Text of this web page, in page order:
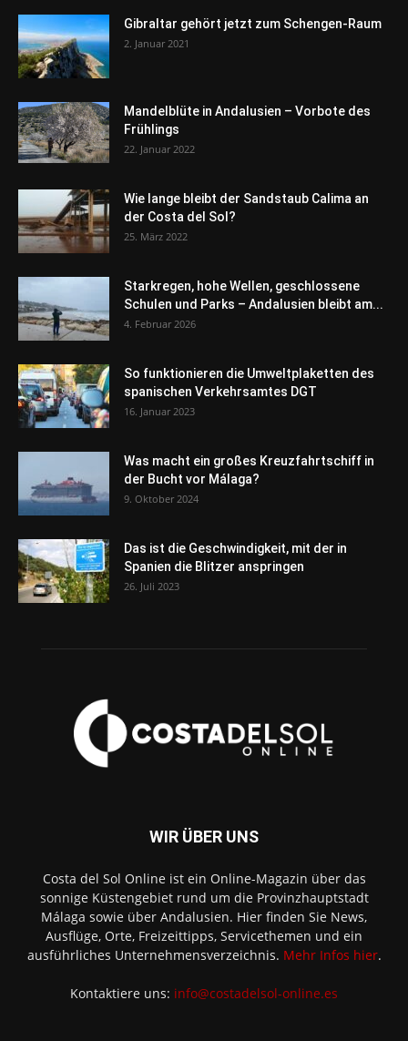
Gibraltar gehört jetzt zum Schengen-Raum
2. Januar 2021
Mandelblüte in Andalusien – Vorbote des
Frühlings
22. Januar 2022
Wie lange bleibt der Sandstaub Calima an
der Costa del Sol?
25. März 2022
Starkregen, hohe Wellen, geschlossene
Schulen und Parks – Andalusien bleibt am...
4. Februar 2026
So funktionieren die Umweltplaketten des
spanischen Verkehrsamtes DGT
16. Januar 2023
Was macht ein großes Kreuzfahrtschiff in
der Bucht vor Málaga?
9. Oktober 2024
Das ist die Geschwindigkeit, mit der in
Spanien die Blitzer anspringen
26. Juli 2023
WIR ÜBER UNS
Costa del Sol Online ist ein Online-Magazin über das
sonnige Küstengebiet rund um die Provinzhauptstadt
Málaga sowie über Andalusien. Hier finden Sie News,
Ausflüge, Orte, Freizeittipps, Servicethemen und ein
ausführliches Unternehmensverzeichnis. Mehr Infos hier.
Kontaktiere uns: info@costadelsol-online.es